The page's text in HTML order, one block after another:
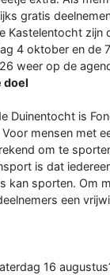
gratis
Kastelentocht zijn
4 oktober en de
weer op de
doel
Duinentocht is
mensen met
om te
is dat
kan sporten. Om
een
16